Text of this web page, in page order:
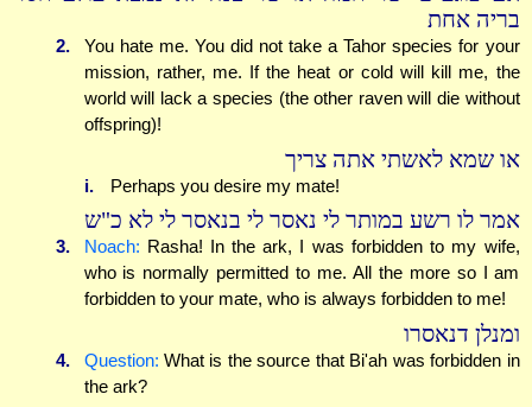
בריה אחת
2.
You hate me. You did not take a Tahor species for your
mission, rather, me. If the heat or cold will kill me, the
world will lack a species (the other raven will die without
offspring)!
או שמא לאשתי אתה צריך
i. Perhaps you desire my mate!
אמר לו רשע במותר לי נאסר לי בנאסר לי לא כ"ש
3. Noach: Rasha! In the ark, I was forbidden to my wife,
who is normally permitted to me. All the more so I am
forbidden to your mate, who is always forbidden to me!
ומנלן דנאסרו
4. Question: What is the source that Bi'ah was forbidden in
the ark?